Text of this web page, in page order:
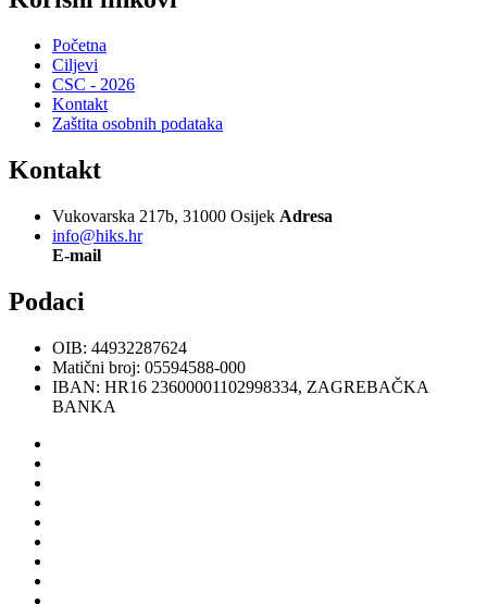
Početna
Ciljevi
CSC - 2026
Kontakt
Zaštita osobnih podataka
Kontakt
Vukovarska 217b, 31000 Osijek Adresa
info@hiks.hr
E-mail
Podaci
OIB: 44932287624
Matični broj: 05594588-000
IBAN: HR16 23600001102998334, ZAGREBAČKA
BANKA